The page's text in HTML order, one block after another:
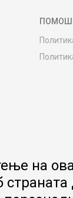
ПОМОШ
Product
FAQs
на